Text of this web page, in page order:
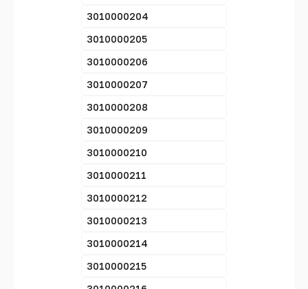
3010000204
3010000205
3010000206
3010000207
3010000208
3010000209
3010000210
3010000211
3010000212
3010000213
3010000214
3010000215